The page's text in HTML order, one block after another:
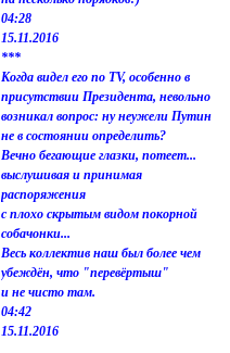
04:28
15.11.2016
***
Когда видел его по TV, особенно в
присутствии Президента, невольно
возникал вопрос: ну неужели Путин
не в состоянии определить?
Вечно бегающие глазки, потеет...
выслушивая и принимая
распоряжения
с плохо скрытым видом покорной
собачонки...
Весь коллектив наш был более чем
убеждён, что "перевёртыш"
и не чисто там.
04:42
15.11.2016